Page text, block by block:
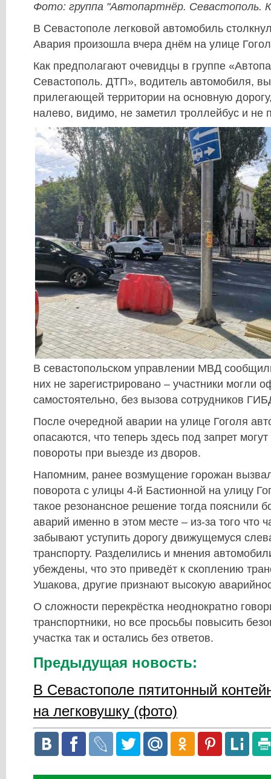
Фото: группа "Автопартнёр. Севастополь.
В Севастополе легковой автомобиль
Авария произошла вчера днём на улице
Как предполагают очевидцы в группе
Севастополь. ДТП», водитель автомобиля,
прилегающей территории на основную
налево, видимо, не заметил троллейбус и не
В севастопольском управлении МВД
них не зарегистрировано – участники могли
самостоятельно, без вызова сотрудников
После очередной аварии на улице Гоголя
опасаются, что теперь здесь под запрет
повороты при выезде из дворов.
Напомним, ранее возмущение горожан
поворота с улицы 4-й Бастионной на улицу
такое резонансное решение тогда пояснили
аварий именно в этом месте – из-за того что
забывают уступить дорогу движущемуся
транспорту. Разделились и мнения
убеждены, что это приведёт к скоплению
Ушакова, другие признают высокую
О сложности перекрёстка неоднократно
транспортники, но все просьбы повысить
участка так и остались без ответов.
Предыдущая новость:
В Севастополе пятитонный
на легковушку (фото)